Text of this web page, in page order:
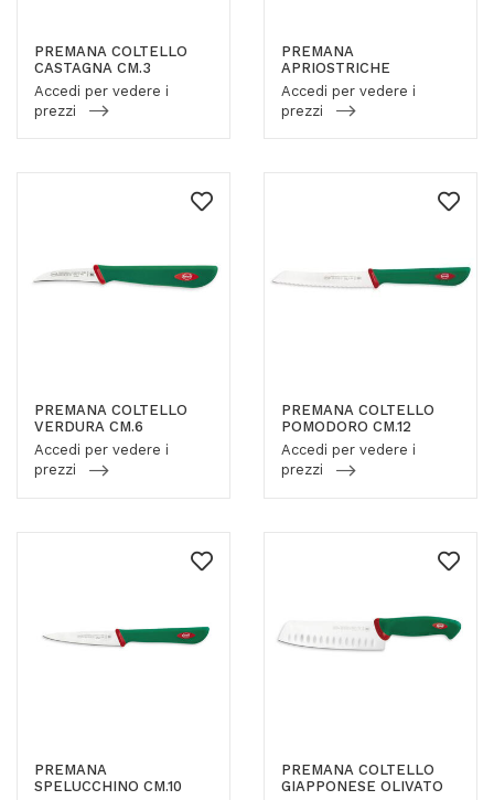
PREMANA COLTELLO
CASTAGNA CM.3
Accedi per vedere i
prezzi
PREMANA
APRIOSTRICHE
Accedi per vedere i
prezzi
PREMANA COLTELLO
VERDURA CM.6
Accedi per vedere i
prezzi
PREMANA COLTELLO
POMODORO CM.12
Accedi per vedere i
prezzi
PREMANA
SPELUCCHINO CM.10
PREMANA COLTELLO
GIAPPONESE OLIVATO